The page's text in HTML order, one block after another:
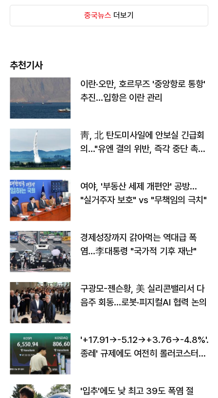
중국뉴스 더보기
추천기사
이란·오만, 호르무즈 '중앙항로 통항'
추진…입항은 이란 관리
靑, 北 탄도미사일에 안보실 긴급회
의…"유엔 결의 위반, 즉각 중단 촉
여야, '부동산 세제 개편안' 공방…
"실거주자 보호" vs "무책임의 극치"
경제성장까지 갉아먹는 역대급 폭
염…李대통령 "국가적 기후 재난"
구광모-젠슨황, 美 실리콘밸리서 다
음주 회동…로봇·피지컬AI 협력 논의
'+17.91→-5.12→+3.76→-4.8%'…'
종레' 규제에도 여전히 롤러코스터
'입추'에도 낮 최고 39도 폭염 절